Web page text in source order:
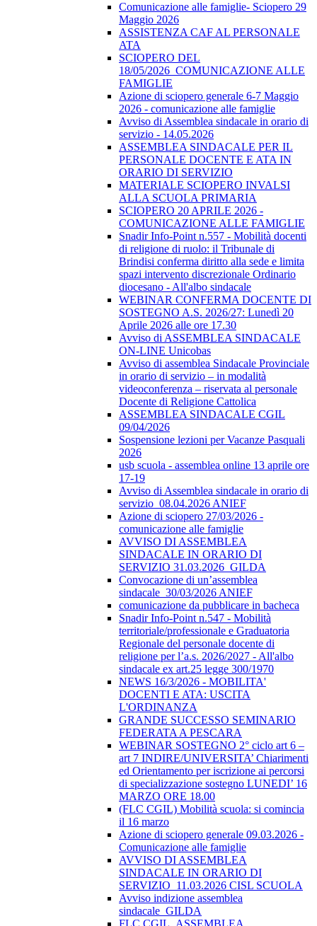
Comunicazione alle famiglie- Sciopero 29
Maggio 2026
ASSISTENZA CAF AL PERSONALE
ATA
SCIOPERO DEL
18/05/2026_COMUNICAZIONE ALLE
FAMIGLIE
Azione di sciopero generale 6-7 Maggio
2026 - comunicazione alle famiglie
Avviso di Assemblea sindacale in orario di
servizio - 14.05.2026
ASSEMBLEA SINDACALE PER IL
PERSONALE DOCENTE E ATA IN
ORARIO DI SERVIZIO
MATERIALE SCIOPERO INVALSI
ALLA SCUOLA PRIMARIA
SCIOPERO 20 APRILE 2026 -
COMUNICAZIONE ALLE FAMIGLIE
Snadir Info-Point n.557 - Mobilità docenti
di religione di ruolo: il Tribunale di
Brindisi conferma diritto alla sede e limita
spazi intervento discrezionale Ordinario
diocesano - All'albo sindacale
WEBINAR CONFERMA DOCENTE DI
SOSTEGNO A.S. 2026/27: Lunedì 20
Aprile 2026 alle ore 17.30
Avviso di ASSEMBLEA SINDACALE
ON-LINE Unicobas
Avviso di assemblea Sindacale Provinciale
in orario di servizio – in modalità
videoconferenza – riservata al personale
Docente di Religione Cattolica
ASSEMBLEA SINDACALE CGIL
09/04/2026
Sospensione lezioni per Vacanze Pasquali
2026
usb scuola - assemblea online 13 aprile ore
17-19
Avviso di Assemblea sindacale in orario di
servizio_08.04.2026 ANIEF
Azione di sciopero 27/03/2026 -
comunicazione alle famiglie
AVVISO DI ASSEMBLEA
SINDACALE IN ORARIO DI
SERVIZIO 31.03.2026_GILDA
Convocazione di un’assemblea
sindacale_30/03/2026 ANIEF
comunicazione da pubblicare in bacheca
Snadir Info-Point n.547 - Mobilità
territoriale/professionale e Graduatoria
Regionale del personale docente di
religione per l’a.s. 2026/2027 - All'albo
sindacale ex art.25 legge 300/1970
NEWS 16/3/2026 - MOBILITA'
DOCENTI E ATA: USCITA
L'ORDINANZA
GRANDE SUCCESSO SEMINARIO
FEDERATA A PESCARA
WEBINAR SOSTEGNO 2° ciclo art 6 –
art 7 INDIRE/UNIVERSITA’ Chiarimenti
ed Orientamento per iscrizione ai percorsi
di specializzazione sostegno LUNEDI’ 16
MARZO ORE 18.00
(FLC CGIL) Mobilità scuola: si comincia
il 16 marzo
Azione di sciopero generale 09.03.2026 -
Comunicazione alle famiglie
AVVISO DI ASSEMBLEA
SINDACALE IN ORARIO DI
SERVIZIO_11.03.2026 CISL SCUOLA
Avviso indizione assemblea
sindacale_GILDA